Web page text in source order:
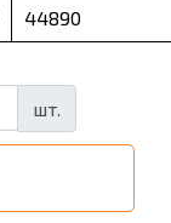
44890
шт.